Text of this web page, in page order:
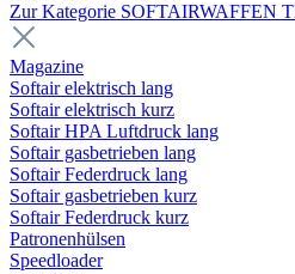
Zur Kategorie SOFTAIRWAFFEN
Magazine
Softair elektrisch lang
Softair elektrisch kurz
Softair HPA Luftdruck lang
Softair gasbetrieben lang
Softair Federdruck lang
Softair gasbetrieben kurz
Softair Federdruck kurz
Patronenhülsen
Speedloader